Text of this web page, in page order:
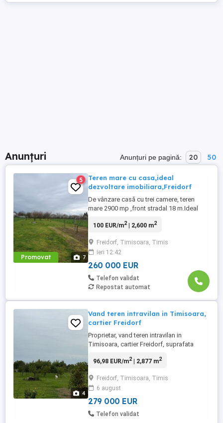
Anunțuri Anunțuri pe pagină: 20 50
Promovat 7
5
Teren mare cu casa,ideal
dezvoltare imobiliara,Freidorf
De vânzare casă cu trei camere, teren
mare 2900 mp ,front stradal 18 m.Ideal
de proprietari, 260000 euro.Tel
100 EUR/m2| 2,600 m2
Freidorf, Timisoara, Timis
ieri 12:42
260 000 EUR
Telefon validat
Repostat automat
4
Vand teren intravilan in Timisoara,
cartier Freidorf
Proprietar, vand teren intravilan in
Timisoara, cartier Freidorf, suprafata
Casa locuibila existenta pe propietate.
96,98 EUR/m2| 2,877 m2
Freidorf, Timisoara, Timis
6 august
279 000 EUR
Telefon validat